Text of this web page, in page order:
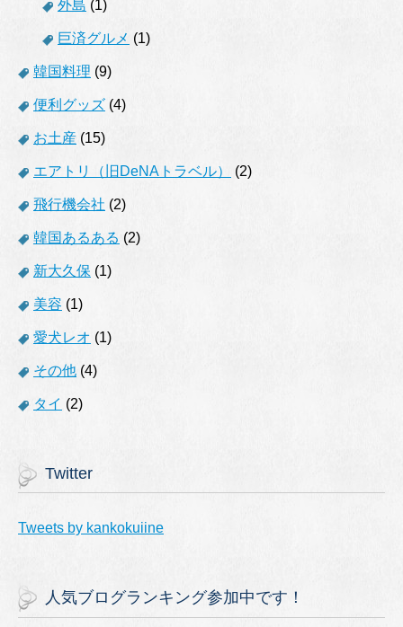
外島 (1)
巨済グルメ (1)
韓国料理 (9)
便利グッズ (4)
お土産 (15)
エアトリ（旧DeNAトラベル） (2)
飛行機会社 (2)
韓国あるある (2)
新大久保 (1)
美容 (1)
愛犬レオ (1)
その他 (4)
タイ (2)
Twitter
Tweets by kankokuiine
人気ブログランキング参加中です！